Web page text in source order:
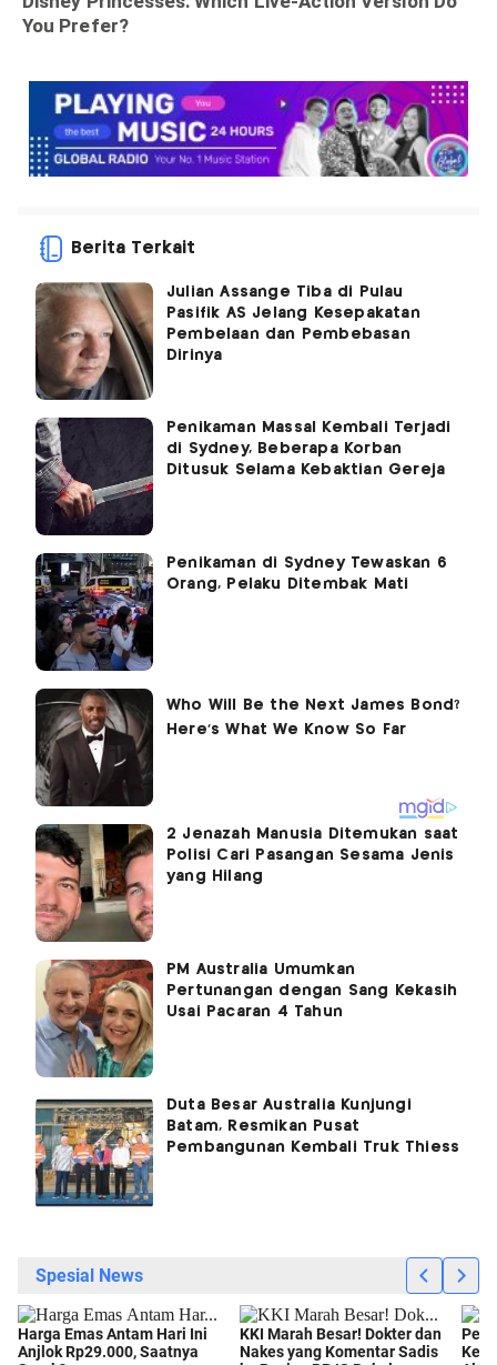
Berita Terkait
Julian Assange Tiba di Pulau
Pasifik AS Jelang Kesepakatan
Pembelaan dan Pembebasan
Dirinya
Penikaman Massal Kembali Terjadi
di Sydney, Beberapa Korban
Ditusuk Selama Kebaktian Gereja
Penikaman di Sydney Tewaskan 6
Orang, Pelaku Ditembak Mati
2 Jenazah Manusia Ditemukan saat
Polisi Cari Pasangan Sesama Jenis
yang Hilang
PM Australia Umumkan
Pertunangan dengan Sang Kekasih
Usai Pacaran 4 Tahun
Duta Besar Australia Kunjungi
Batam, Resmikan Pusat
Pembangunan Kembali Truk Thiess